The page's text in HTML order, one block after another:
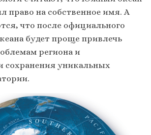
право на собственное имя. А
что после официального
будет проще привлечь
региона и
сохранения уникальных